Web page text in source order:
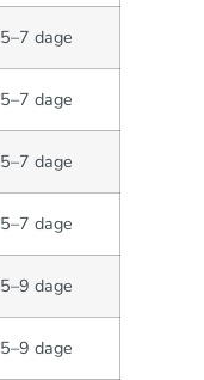
5–7 dage
5–7 dage
5–7 dage
5–7 dage
5–9 dage
5–9 dage